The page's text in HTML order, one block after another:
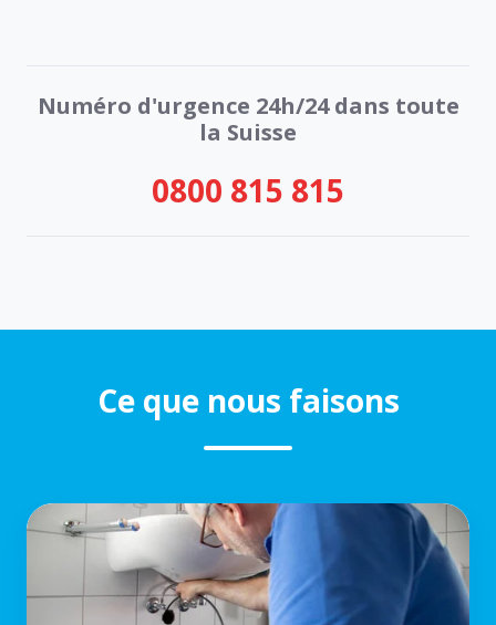
Numéro d'urgence 24h/24 dans toute
la Suisse
0800 815 815
Ce que nous faisons
Mesure
l'humidité,
détection